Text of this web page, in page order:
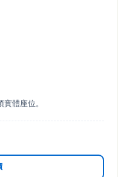
體座位。